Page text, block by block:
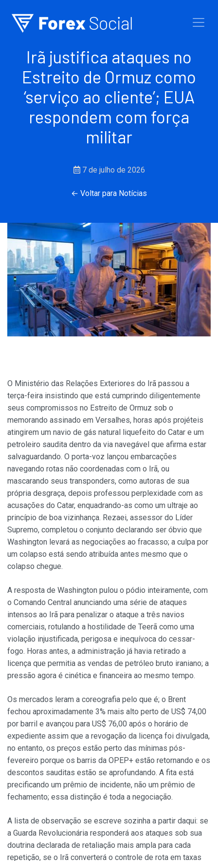
Irã justifica ataques no
Estreito de Ormuz como
‘serviço ao cliente’; EUA
respondem com força
militar
7 de julho de 2026
← Voltar para Notícias
O Ministério das Relações Exteriores do Irã passou a
terça-feira insistindo que está cumprindo diligentemente
seus compromissos no Estreito de Ormuz sob o
memorando assinado em Versalhes, horas após projéteis
atingirem um navio de gás natural liquefeito do Catar e um
petroleiro saudita dentro da via navegável que afirma estar
salvaguardando. O porta-voz lançou embarcações
navegando rotas não coordenadas com o Irã, ou
mascarando seus transponders, como autoras de sua
própria desgraça, depois professou perplexidade com as
acusações do Catar, enquadrando-as como um ultraje ao
princípio de boa vizinhança. Rezaei, assessor do Líder
Supremo, completou o conjunto declarando ser óbvio que
Washington levará as negociações ao fracasso; a culpa por
um colapso está sendo atribuída antes mesmo que o
colapso chegue.
A resposta de Washington pulou o pódio inteiramente, com
o Comando Central anunciando uma série de ataques
intensos ao Irã para penalizar o ataque a três navios
comerciais, rotulando a hostilidade de Teerã como uma
violação injustificada, perigosa e inequívoca do cessar-
fogo. Horas antes, a administração já havia retirado a
licença que permitia as vendas de petróleo bruto iraniano; a
pressão agora é cinética e financeira ao mesmo tempo.
Os mercados leram a coreografia pelo que é; o Brent
fechou aproximadamente 3% mais alto perto de US$ 74,00
por barril e avançou para US$ 76,00 após o horário de
expediente assim que a revogação da licença foi divulgada,
no entanto, os preços estão perto das mínimas pós-
fevereiro porque os barris da OPEP+ estão retornando e os
descontos sauditas estão se aprofundando. A fita está
precificando um prêmio de incidente, não um prêmio de
fechamento; essa distinção é toda a negociação.
A lista de observação se escreve sozinha a partir daqui: se
a Guarda Revolucionária responderá aos ataques sob sua
doutrina declarada de retaliação mais ampla para cada
repetição, se o Irã converterá o controle de rota em taxas